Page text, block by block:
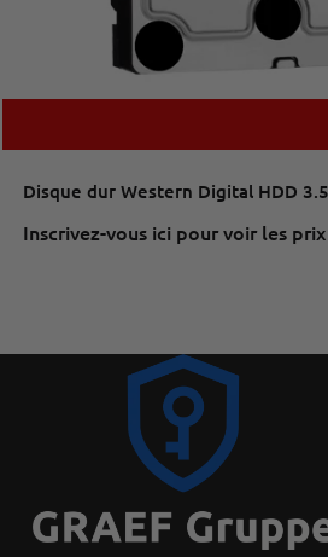
Disque dur Western Digital HDD
Inscrivez-vous ici pour voir les prix